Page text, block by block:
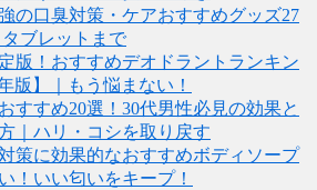
強の口臭対策・ケアおすすめグッズ27
ブレットまで
版！おすすめデオドラントランキン
版】｜もう悩まない！
すすめ20選！30代男性必見の効果と
｜ハリ・コシを取り戻す
策に効果的なおすすめボディソープ
！いい匂いをキープ！